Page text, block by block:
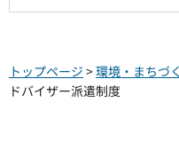
トップページ >環境・まちづ
ドバイザー派遣制度